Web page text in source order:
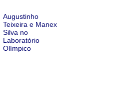
Augustinho
Teixeira e Manex
Silva no
Laboratório
Olímpico